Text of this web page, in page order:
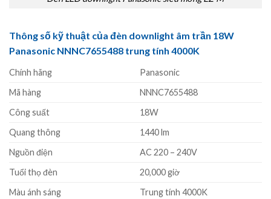
Thông số kỹ thuật của đèn downlight âm trần 18W
Panasonic NNNC7655488 trung tính 4000K
Chính hãng
Panasonic
Mã hàng
NNNC7655488
Công suất
18W
Quang thông
1440 lm
Nguồn điện
AC 220 – 240V
Tuổi thọ đèn
20,000 giờ
Màu ánh sáng
Trung tính 4000K